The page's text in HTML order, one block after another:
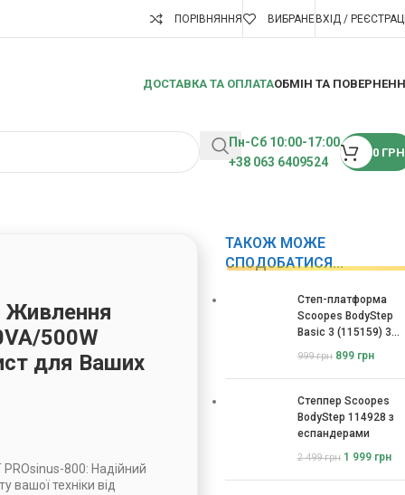
ПОРІВНЯННЯ ВИБРАНЕВХІД /
ДОСТАВКА ТА ОПЛАТАОБМІН ТА
Пн-Сб 10:00-17:00
+38 063 6409524
0 ГРН
Живлення
500W
для Ваших
800: Надійний
вашої техніки від
ТАКОЖ МОЖЕ
СПОДОБАТИСЯ…
Степ-платформа
Scoopes BodyStep
Basic 3 (115159) 3
999грн 899 грн
Степпер Scoopes
BodyStep 114928 з
еспандерами
2 499грн 1 999 грн